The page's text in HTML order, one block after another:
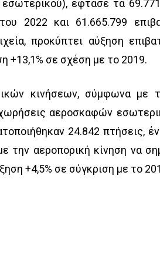
έφτασε τα
του 2022 και 61.665.799
προκύπτει αύξηση
+13,1% σε σχέση με το 2019.
κινήσεων, σύμφωνα με
αεροσκαφών
24.842 πτήσεις,
την αεροπορική κίνηση να
+4,5% σε σύγκριση με το